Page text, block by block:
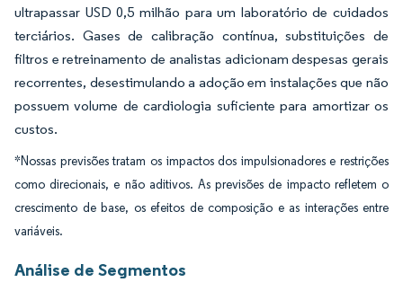
ultrapassar USD 0,5 milhão para um laboratório de cuidados
terciários. Gases de calibração contínua, substituições de
filtros e retreinamento de analistas adicionam despesas gerais
recorrentes, desestimulando a adoção em instalações que não
possuem volume de cardiologia suficiente para amortizar os
custos.
*Nossas previsões tratam os impactos dos impulsionadores e restrições
como direcionais, e não aditivos. As previsões de impacto refletem o
crescimento de base, os efeitos de composição e as interações entre
variáveis.
Análise de Segmentos